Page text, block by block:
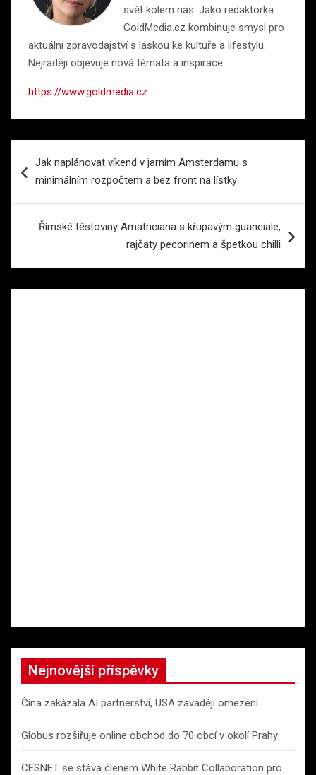
svět kolem nás. Jako redaktorka
GoldMedia.cz kombinuje smysl pro
aktuální zpravodajství s láskou ke kultuře a lifestylu.
Nejraději objevuje nová témata a inspirace.
https://www.goldmedia.cz
proJak naplánovat víkend v jarním Amsterdamu s
minimálním rozpočtem a bez front na lístky
Římské těstoviny Amatriciana s křupavým guanciale,
rajčaty pecorinem a špetkou chilli
Nejnovější příspěvky
Čína zakázala AI partnerství, USA zavádějí omezení
Globus rozšiřuje online obchod do 70 obcí v okolí Prahy
CESNET se stává členem White Rabbit Collaboration pro